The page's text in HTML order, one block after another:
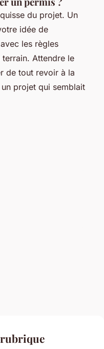
du projet. Un
idée de
les règles
terrain. Attendre le
de tout revoir à la
projet qui semblait